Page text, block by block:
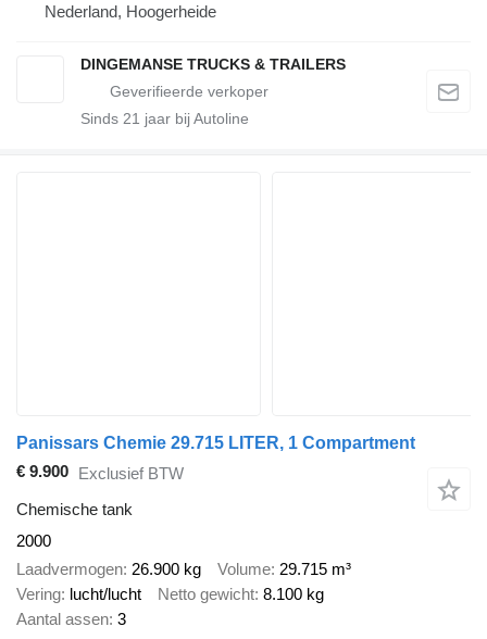
Nederland, Hoogerheide
DINGEMANSE TRUCKS & TRAILERS
Sinds 21 jaar bij Autoline
Panissars Chemie 29.715 LITER, 1 Compartment
€ 9.900 Exclusief BTW
Chemische tank
2000
Laadvermogen 26.900 kg Volume 29.715 m³
Vering lucht/lucht Netto gewicht 8.100 kg
Aantal assen 3